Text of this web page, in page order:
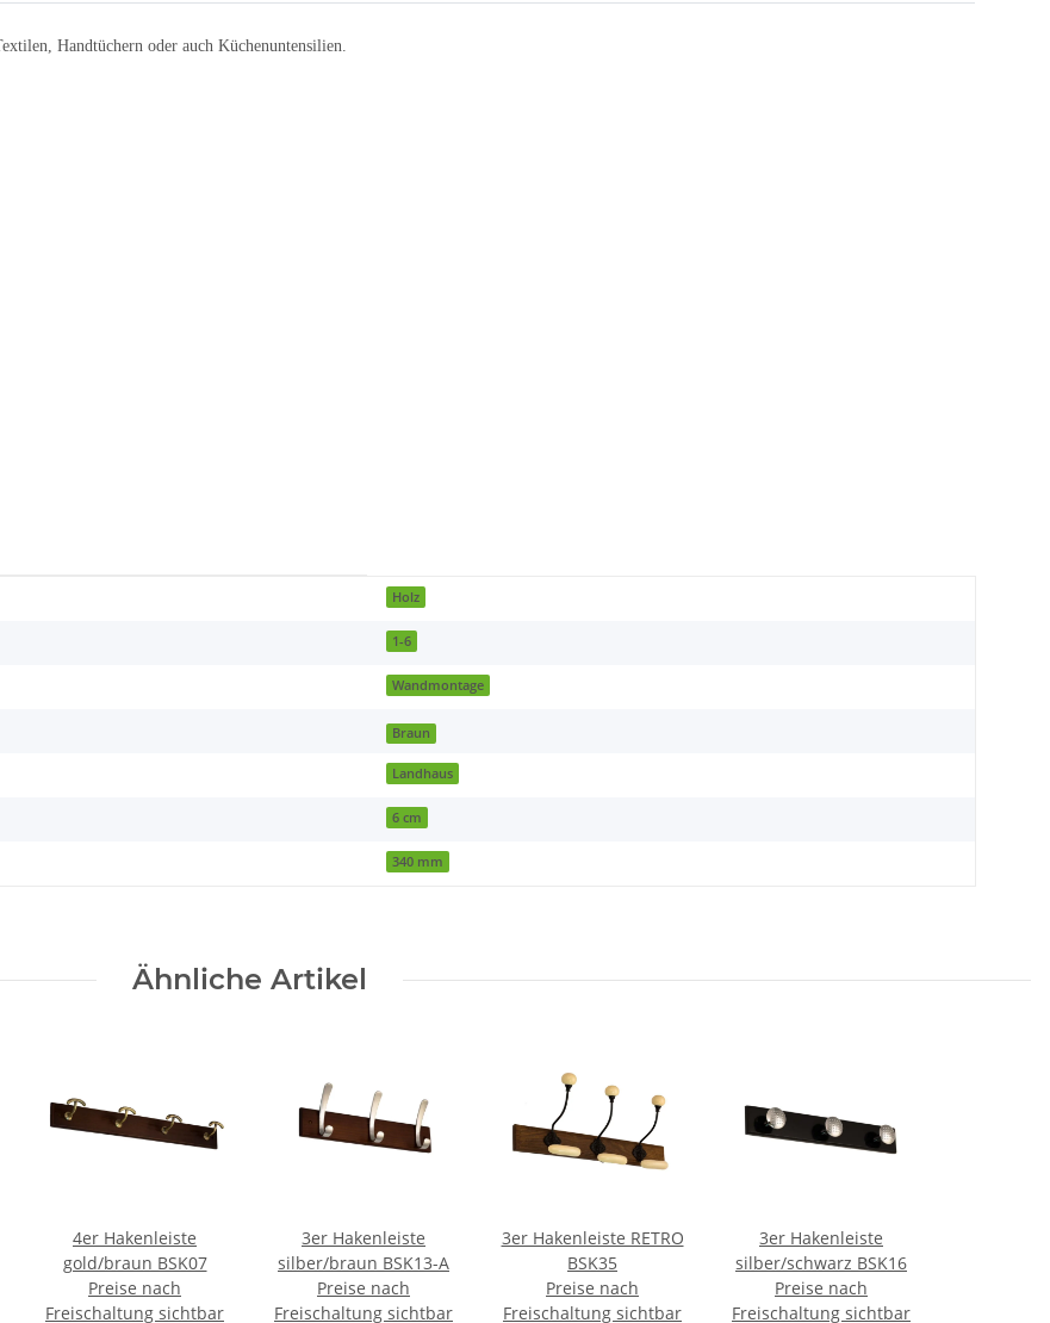
Handtüchern oder auch Küchenuntensilien.
Holz
1-6
Wandmontage
Braun
Landhaus
6 cm
340 mm
Ähnliche Artikel
4er Hakenleiste
gold/braun BSK07
Preise nach
Freischaltung sichtbar
3er Hakenleiste
silber/braun BSK13-A
Preise nach
Freischaltung sichtbar
3er Hakenleiste RETRO
BSK35
Preise nach
Freischaltung sichtbar
3er Hakenleiste
silber/schwarz BSK16
Preise nach
Freischaltung sichtbar